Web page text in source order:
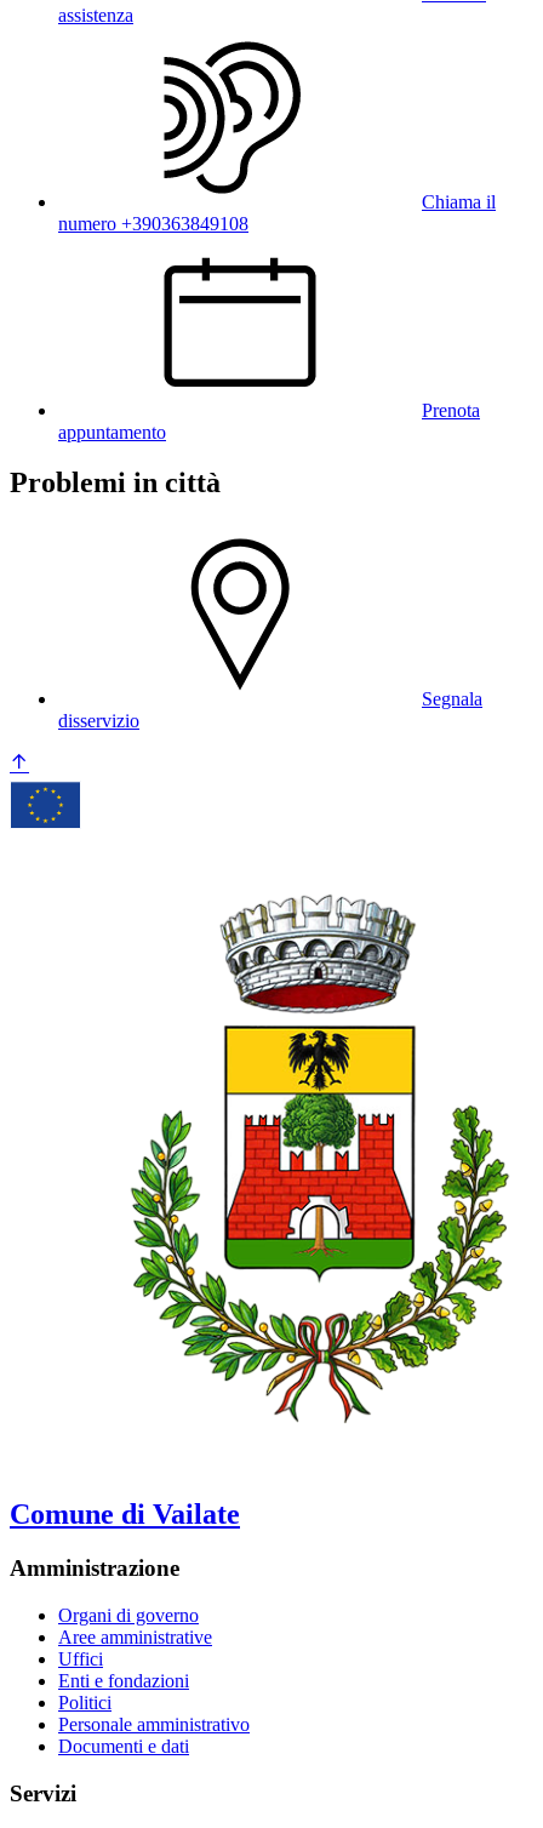
assistenza
Chiama il
numero +390363849108
Prenota
appuntamento
Problemi in città
Segnala
disservizio
Comune di Vailate
Amministrazione
Organi di governo
Aree amministrative
Uffici
Enti e fondazioni
Politici
Personale amministrativo
Documenti e dati
Servizi